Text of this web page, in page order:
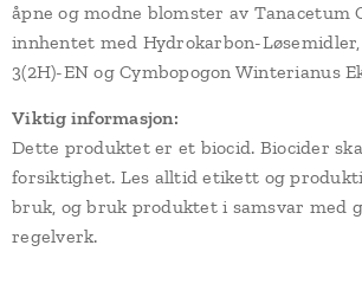
åpne og modne blomster av Tanacetum
innhentet med Hydrokarbon-Løsemidler,
3(2H)-EN og Cymbopogon Winterianus
Viktig informasjon:
Dette produktet er et biocid. Biocider
forsiktighet. Les alltid etikett og
bruk, og bruk produktet i samsvar med
regelverk.